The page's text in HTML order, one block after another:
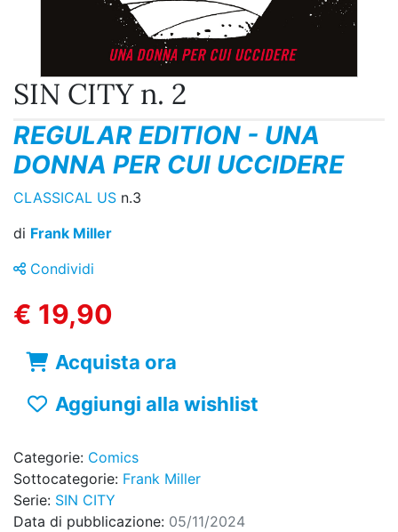
SIN CITY n. 2
REGULAR EDITION - UNA
DONNA PER CUI UCCIDERE
CLASSICAL US n.3
di Frank Miller
Condividi
€ 19,90
Acquista ora
Aggiungi alla wishlist
Categorie: Comics
Sottocategorie: Frank Miller
Serie: SIN CITY
Data di pubblicazione: 05/11/2024